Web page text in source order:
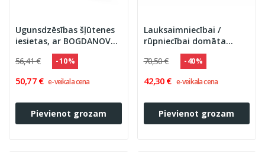
Ugunsdzēsības šļūtenes
iesietas, ar BOGDANOV
savienojumiem
56,41 € - 10 %
50,77 € e-veikala cena
Pievienot grozam
Lauksaimniecībai /
rūpniecībai domāta
šļūtene, iesieta ar
BOGDANOV savienojumu
70,50 € - 40 %
42,30 € e-veikala cena
Pievienot grozam